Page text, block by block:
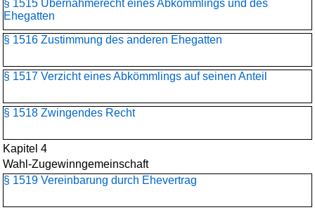
§ 1515 Übernahmerecht eines Abkömmlings und des
Ehegatten
§ 1516 Zustimmung des anderen Ehegatten
§ 1517 Verzicht eines Abkömmlings auf seinen Anteil
§ 1518 Zwingendes Recht
Kapitel 4
Wahl-Zugewinngemeinschaft
§ 1519 Vereinbarung durch Ehevertrag